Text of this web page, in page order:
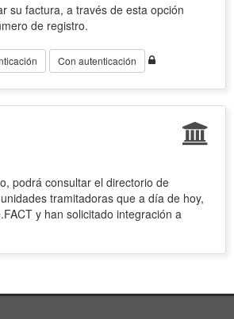
su factura, a través de esta opción
de registro.
Con autenticación
podrá consultar el directorio de
tramitadoras que a día de hoy,
y han solicitado integración a